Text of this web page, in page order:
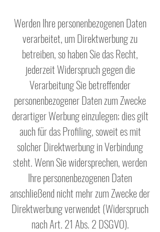
Werden Ihre personenbezogenen Daten
verarbeitet, um Direktwerbung zu
betreiben, so haben Sie das Recht,
jederzeit Widerspruch gegen die
Verarbeitung Sie betreffender
personenbezogener Daten zum Zwecke
derartiger Werbung einzulegen; dies gilt
auch für das Profiling, soweit es mit
solcher Direktwerbung in Verbindung
steht. Wenn Sie widersprechen, werden
Ihre personenbezogenen Daten
anschließend nicht mehr zum Zwecke der
Direktwerbung verwendet (Widerspruch
nach Art. 21 Abs. 2 DSGVO).